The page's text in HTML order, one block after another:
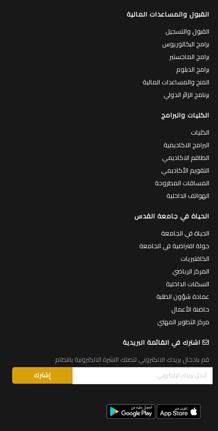
القبول والمساعدات المالية
القبول والتسجيل
برامج البكالوريوس
برامج الماجستير
برامج الدبلوم
المنح والمساعدات المالية
برنامج الزائر الدولي
الكليات والبرامج
الكليات
البرامج الاكاديمية
الطاقم الاكاديمي
التقويم الأكاديمي
المساقات المطروحة
الهواتف الداخلية
الحياة في جامعة القدس
الحياة في الجامعة
جولة افتراضية في الجامعة
الكافتيريات
المركز الرياضي
السكنات الداخلية
عمادة شؤون الطلبة
حاضنة الأعمال
مركز التطوير المهني
اشترك في القائمة البريدية
قم بادخال بريدك الالكتروني لتصلك النشرة الالكترونية بانتظام